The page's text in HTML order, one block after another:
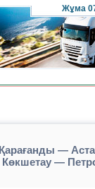
Жұма
—
—